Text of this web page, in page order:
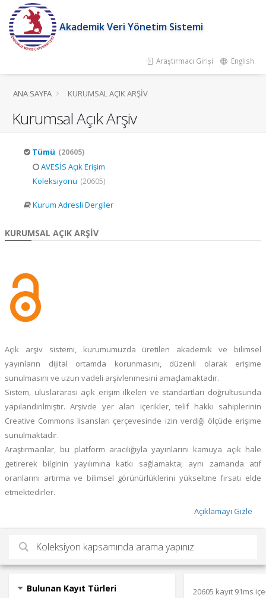
Akademik Veri Yönetim Sistemi
Araştırmacı Girişi English
ANA SAYFA KURUMSAL AÇIK ARŞIV
Kurumsal Açık Arşiv
Tümü (20605)
AVESİS Açık Erişim
Koleksiyonu (20605)
Kurum Adresli Dergiler
KURUMSAL AÇIK ARŞIV
Açık arşiv sistemi, kurumumuzda üretilen akademik ve bilimsel
yayınların dijital ortamda korunmasını, düzenli olarak erişime
sunulmasını ve uzun vadeli arşivlenmesini amaçlamaktadır.
Sistem, uluslararası açık erişim ilkeleri ve standartları doğrultusunda
yapılandırılmıştır. Arşivde yer alan içerikler, telif hakkı sahiplerinin
Creative Commons lisansları çerçevesinde izin verdiği ölçüde erişime
sunulmaktadır.
Araştırmacılar, bu platform aracılığıyla yayınlarını kamuya açık hale
getirerek bilginin yayılımına katkı sağlamakta; aynı zamanda atıf
oranlarını artırma ve bilimsel görünürlüklerini yükseltme fırsatı elde
etmektedirler.
Açıklamayı Gizle
Bulunan Kayıt Türleri 20605 kayıt 91ms